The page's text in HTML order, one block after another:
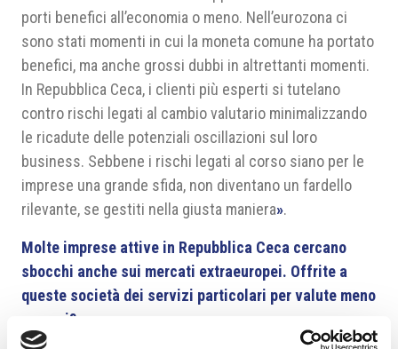
porti benefici all’economia o meno. Nell’eurozona ci
sono stati momenti in cui la moneta comune ha portato
benefici, ma anche grossi dubbi in altrettanti momenti.
In Repubblica Ceca, i clienti più esperti si tutelano
contro rischi legati al cambio valutario minimalizzando
le ricadute delle potenziali oscillazioni sul loro
business. Sebbene i rischi legati al corso siano per le
imprese una grande sfida, non diventano un fardello
rilevante, se gestiti nella giusta maniera».
Molte imprese attive in Repubblica Ceca cercano
sbocchi anche sui mercati extraeuropei. Offrite a
queste società dei servizi particolari per valute meno
comuni?